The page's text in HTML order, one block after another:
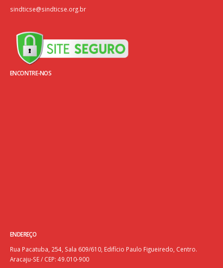
sindticse@sindticse.org.br
ENCONTRE-NOS
ENDEREÇO
Rua Pacatuba, 254, Sala 609/610, Edifício Paulo Figueiredo, Centro.
Aracaju-SE / CEP: 49.010-900